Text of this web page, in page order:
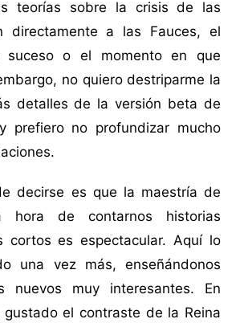
teorías sobre la crisis de las
directamente a las Fauces, el
suceso o el momento en que
no quiero destriparme la
detalles de la versión beta de
prefiero no profundizar mucho
decirse es que la maestría de
de contarnos historias
cortos es espectacular. Aquí lo
una vez más, enseñándonos
nuevos muy interesantes. En
el contraste de la Reina